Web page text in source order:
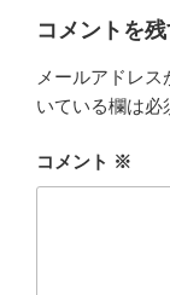
コメントを
メールアドレス
いている欄は必
コメント ※